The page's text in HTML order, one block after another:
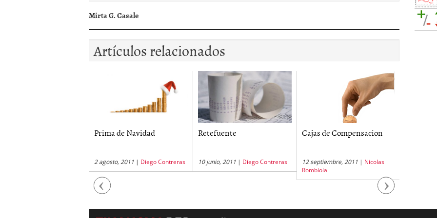
Mirta G. Casale
Artículos relacionados
Previous
Prima de Navidad
2 agosto, 2011 | Diego Contreras
Retefuente
10 junio, 2011 | Diego Contreras
Cajas de Compensacion
12 septiembre, 2011 | Nicolas
Rombiola
Next